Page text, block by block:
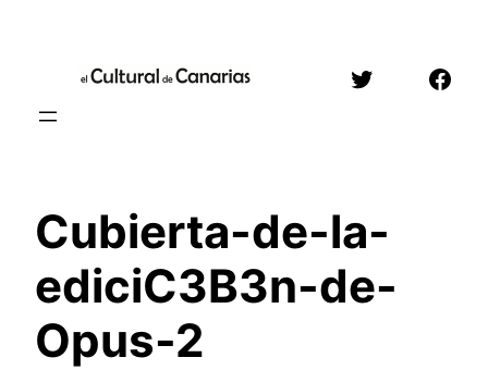
contenido
Twitter
Cubierta-de-la-
ediciC3B3n-de-
Opus-2